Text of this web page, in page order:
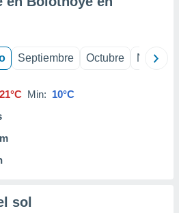
Septiembre Octubre
21°C Min: 10°C
sol